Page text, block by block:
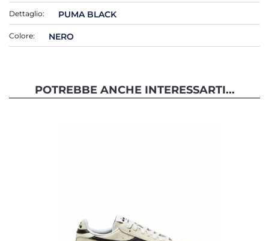
Dettaglio: PUMA BLACK
Colore: NERO
POTREBBE ANCHE INTERESSARTI...